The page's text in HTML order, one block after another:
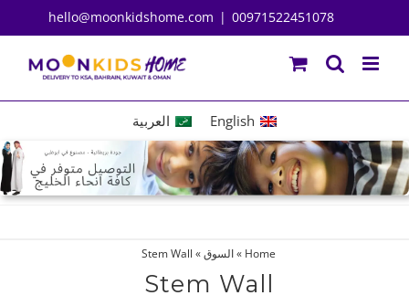
to
content
00971522451078
|
hello@moonkidshome.com
English العربية
Home
»السوق»
Stem Wall
Stem Wall